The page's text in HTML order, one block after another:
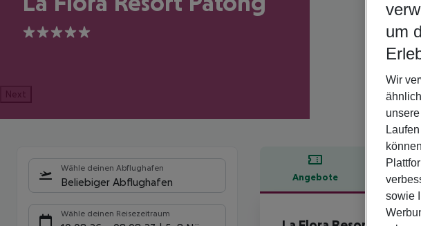
5
Next
Wähle deinen Abflughafen
Beliebiger Abflughafen
Wähle deinen Reisezeitraum
Angebote
um
Wir
sowie